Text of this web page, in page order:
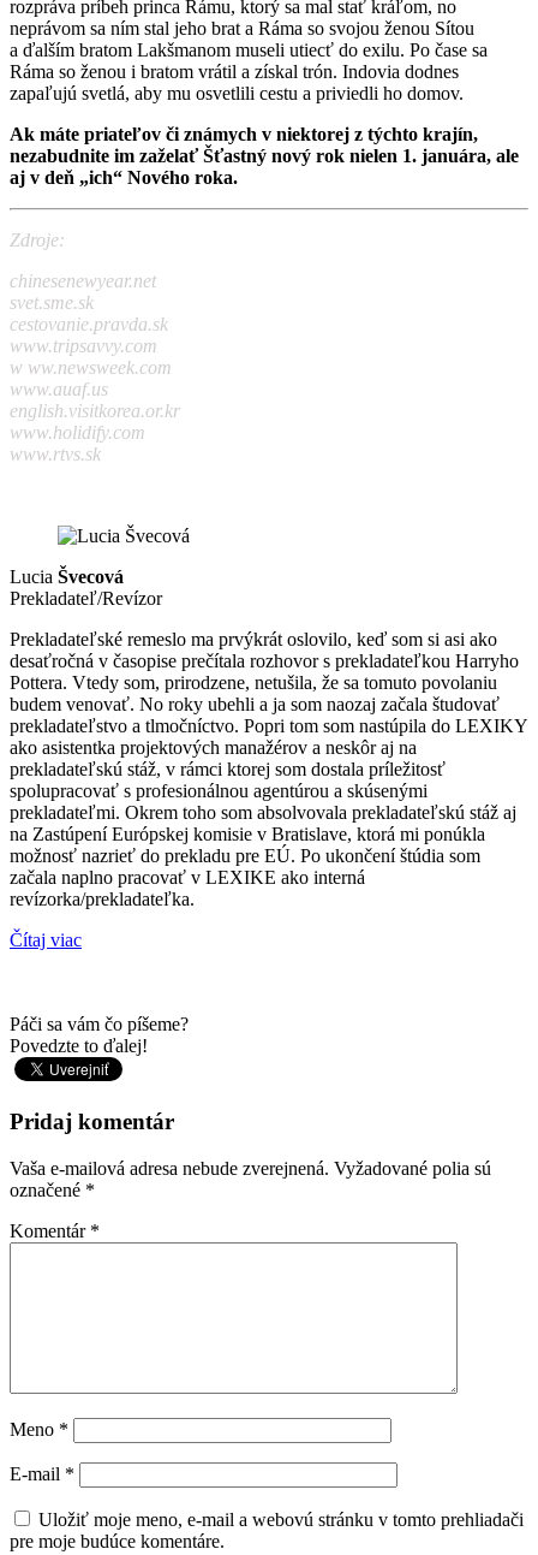
rozpráva príbeh princa Rámu, ktorý sa mal stať kráľom, no
neprávom sa ním stal jeho brat a Ráma so svojou ženou Sítou
a ďalším bratom Lakšmanom museli utiecť do exilu. Po čase sa
Ráma so ženou i bratom vrátil a získal trón. Indovia dodnes
zapaľujú svetlá, aby mu osvetlili cestu a priviedli ho domov.
Ak máte priateľov či známych v niektorej z týchto krajín,
nezabudnite im zaželať Šťastný nový rok nielen 1. januára, ale
aj v deň „ich“ Nového roka.
Zdroje:
chinesenewyear.net
svet.sme.sk
cestovanie.pravda.sk
www.tripsavvy.com
w ww.newsweek.com
www.auaf.us
english.visitkorea.or.kr
www.holidify.com
www.rtvs.sk
Lucia Švecová
Prekladateľ/Revízor
Prekladateľské remeslo ma prvýkrát oslovilo, keď som si asi ako
desaťročná v časopise prečítala rozhovor s prekladateľkou Harryho
Pottera. Vtedy som, prirodzene, netušila, že sa tomuto povolaniu
budem venovať. No roky ubehli a ja som naozaj začala študovať
prekladateľstvo a tlmočníctvo. Popri tom som nastúpila do LEXIKY
ako asistentka projektových manažérov a neskôr aj na
prekladateľskú stáž, v rámci ktorej som dostala príležitosť
spolupracovať s profesionálnou agentúrou a skúsenými
prekladateľmi. Okrem toho som absolvovala prekladateľskú stáž aj
na Zastúpení Európskej komisie v Bratislave, ktorá mi ponúkla
možnosť nazrieť do prekladu pre EÚ. Po ukončení štúdia som
začala naplno pracovať v LEXIKE ako interná
revízorka/prekladateľka.
Čítaj viac
Páči sa vám čo píšeme?
Povedzte to ďalej!
Pridaj komentár
Vaša e-mailová adresa nebude zverejnená. Vyžadované polia sú
označené *
Komentár *
Meno *
E-mail *
Uložiť moje meno, e-mail a webovú stránku v tomto prehliadači
pre moje budúce komentáre.